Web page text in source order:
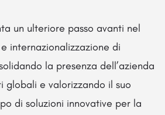
un ulteriore passo avanti nel
internazionalizzazione di
la presenza dell’azienda
globali e valorizzando il suo
di soluzioni innovative per la